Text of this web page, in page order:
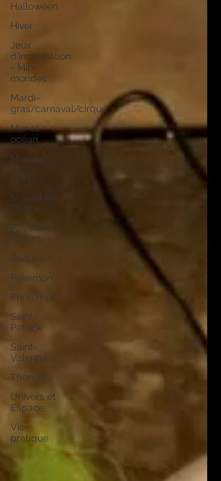
Halloween
Hiver
Jeux
d'imagination
- Mini-
mondes
Mardi-
gras/carnaval/cirque
Mer et
océan
Musique
Noël
Nouvel An
Chinois
Pays des
contes
Pâques
Pokemon
Printemps
Saint-
Patrick
Saint-
Valentin
Themes
Univers et
Espace
Vie
pratique